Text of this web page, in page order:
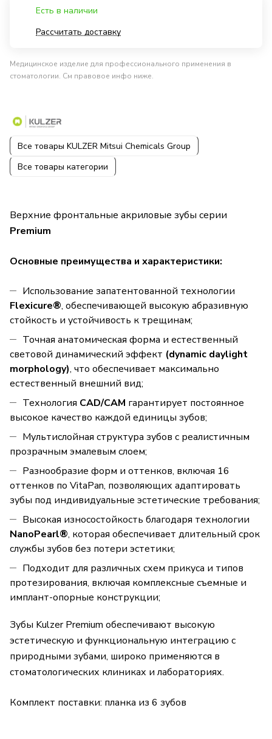
Есть в наличии
Рассчитать доставку
Медицинское изделие для профессионального применения в
стоматологии. См правовое инфо ниже.
Все товары KULZER Mitsui Chemicals Group
Все товары категории
Верхние фронтальные акриловые зубы серии
Premium
Основные преимущества и характеристики:
Использование запатентованной технологии
Flexicure®, обеспечивающей высокую абразивную
стойкость и устойчивость к трещинам;
Точная анатомическая форма и естественный
световой динамический эффект (dynamic daylight
morphology), что обеспечивает максимально
естественный внешний вид;
Технология CAD/CAM гарантирует постоянное
высокое качество каждой единицы зубов;
Мультислойная структура зубов с реалистичным
прозрачным эмалевым слоем;
Разнообразие форм и оттенков, включая 16
оттенков по VitaPan, позволяющих адаптировать
зубы под индивидуальные эстетические требования;
Высокая износостойкость благодаря технологии
NanoPearl®, которая обеспечивает длительный срок
службы зубов без потери эстетики;
Подходит для различных схем прикуса и типов
протезирования, включая комплексные съемные и
имплант-опорные конструкции;
Зубы Kulzer Premium обеспечивают высокую
эстетическую и функциональную интеграцию с
природными зубами, широко применяются в
стоматологических клиниках и лабораториях.
Комплект поставки: планка из 6 зубов